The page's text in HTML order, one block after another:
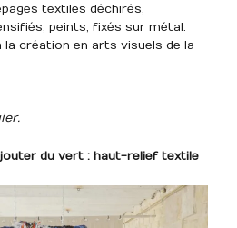
textiles déchirés,
peints, fixés sur métal.
la création en arts visuels de la
du vert : haut-relief textile